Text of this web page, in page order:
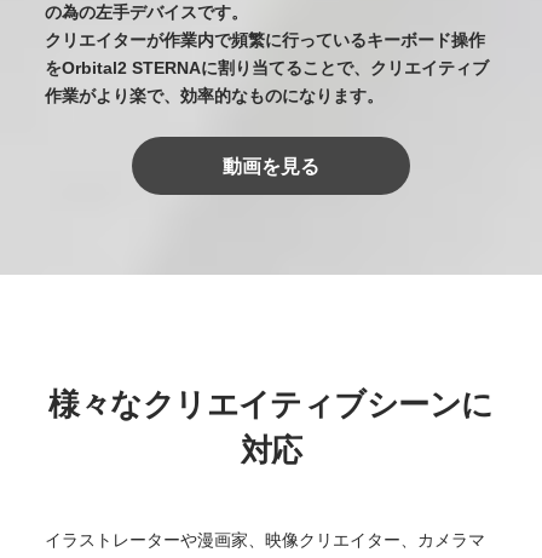
の為の左手デバイスです。
クリエイターが作業内で頻繁に行っているキーボード操作
をOrbital2 STERNAに割り当てることで、クリエイティブ
作業がより楽で、効率的なものになります。
動画を見る
様々なクリエイティブシーンに
対応
イラストレーターや漫画家、映像クリエイター、カメラマ